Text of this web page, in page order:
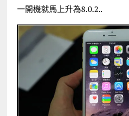
一開機就馬上升為8.0.2..